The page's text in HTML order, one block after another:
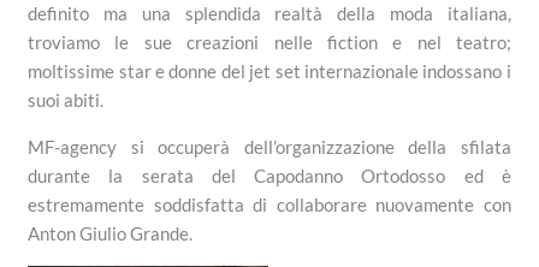
definito ma una splendida realtà della moda italiana,
troviamo le sue creazioni nelle fiction e nel teatro;
moltissime star e donne del jet set internazionale indossano i
suoi abiti.
MF-agency si occuperà dell’organizzazione della sfilata
durante la serata del Capodanno Ortodosso ed è
estremamente soddisfatta di collaborare nuovamente con
Anton Giulio Grande.